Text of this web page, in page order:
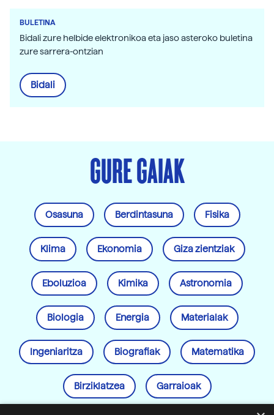
BULETINA
Bidali zure helbide elektronikoa eta jaso asteroko buletina
zure sarrera-ontzian
Bidali
GURE GAIAK
Osasuna Berdintasuna Fisika
Klima Ekonomia Giza zientziak
Eboluzioa Kimika Astronomia
Biologia Energia Materialak
Ingeniaritza Biografiak Matematika
Birziklatzea Garraioak